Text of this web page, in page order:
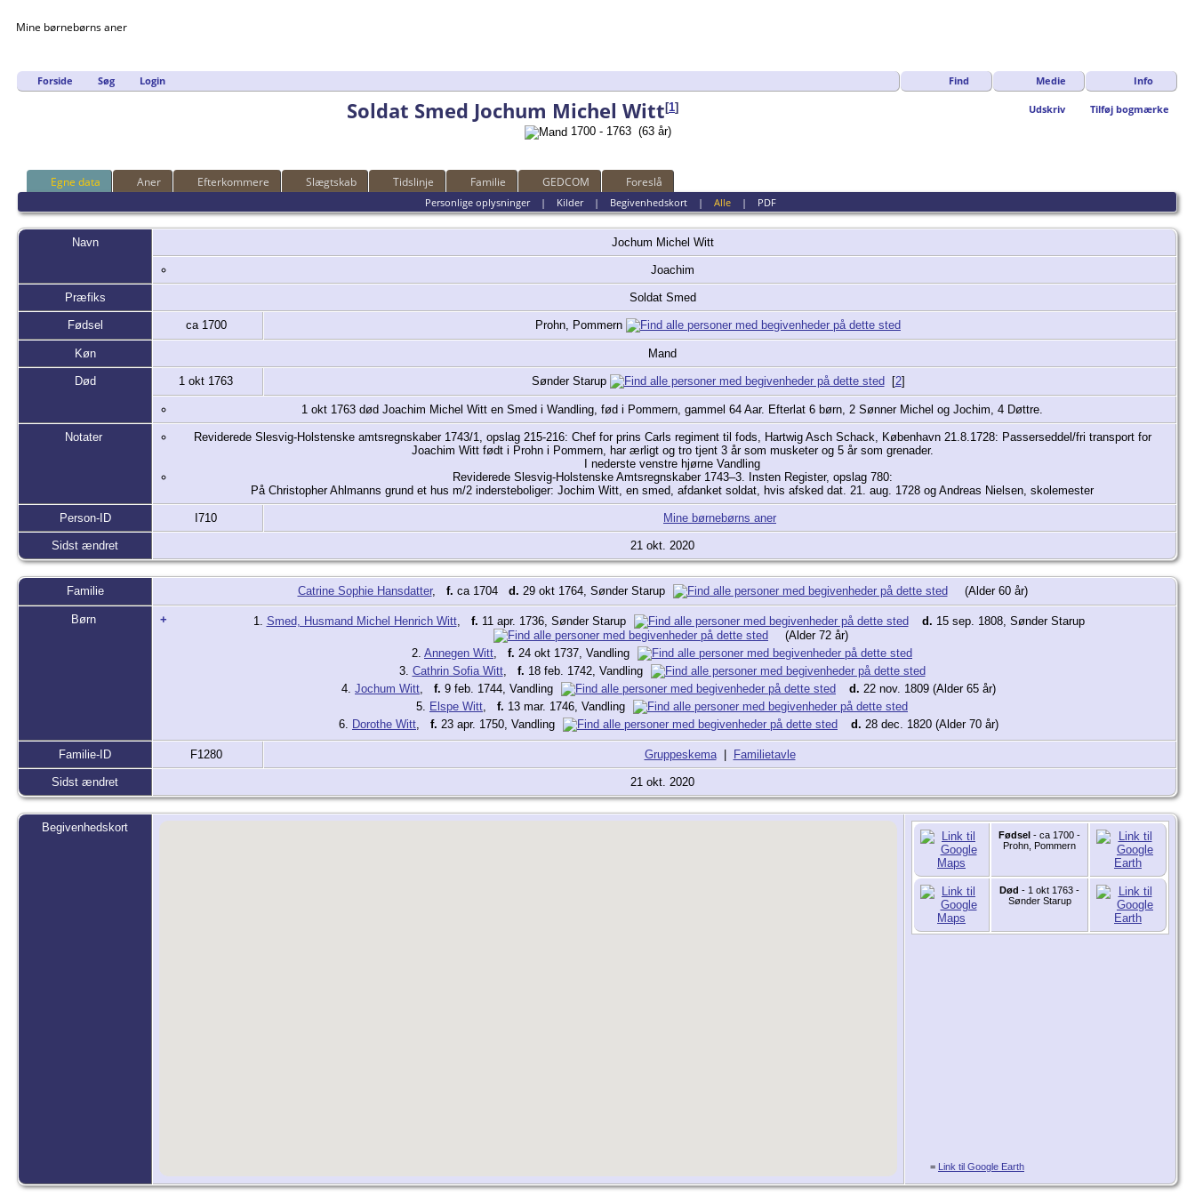
Mine børnebørns aner
Find Medie Info
Forside Søg Login
Udskriv Tilføj bogmærke
Soldat Smed Jochum Michel Witt [1]
1700 - 1763 (63 år)
Egne data Aner Efterkommere Slægtskab Tidslinje Familie GEDCOM Foreslå
Personlige oplysninger| Kilder| Begivenhedskort| Alle| PDF
Navn Jochum Michel Witt
Joachim
Præfiks Soldat Smed
Fødsel ca 1700 Prohn, Pommern
Køn Mand
Død 1 okt 1763 Sønder Starup [2]
1 okt 1763 død Joachim Michel Witt en Smed i Wandling, fød i Pommern, gammel 64 Aar. Efterlat 6 børn, 2 Sønner Michel og Jochim, 4 Døttre.
Notater
Reviderede Slesvig-Holstenske amtsregnskaber 1743/1, opslag 215-216: Chef for prins Carls regiment til fods, Hartwig Asch Schack, København 21.8.1728: Passerseddel/fri transport for
Joachim Witt født i Prohn i Pommern, har ærligt og tro tjent 3 år som musketer og 5 år som grenader.
I nederste venstre hjørne Vandling
Reviderede Slesvig-Holstenske Amtsregnskaber 1743–3. Insten Register, opslag 780:
På Christopher Ahlmanns grund et hus m/2 indersteboliger: Jochim Witt, en smed, afdanket soldat, hvis afsked dat. 21. aug. 1728 og Andreas Nielsen, skolemester
Person-ID I710 Mine børnebørns aner
Sidst ændret 21 okt. 2020
Familie Catrine Sophie Hansdatter, f. ca 1704 d. 29 okt 1764, Sønder Starup (Alder 60 år)
Børn + 1. Smed, Husmand Michel Henrich Witt, f. 11 apr. 1736, Sønder Starup d. 15 sep. 1808, Sønder Starup
(Alder 72 år)
2. Annegen Witt f. 24 okt 1737, Vandling
3. Cathrin Sofia Witt, f. 18 feb. 1742, Vandling
4. Jochum Witt f. 9 feb. 1744, Vandling d. 22 nov. 1809 (Alder 65 år)
5.
Elspe Witt f. 13 mar. 1746, Vandling
6.
Dorothe Witt f. 23 apr. 1750, Vandling d. 28 dec. 1820 (Alder 70 år)
Familie-ID F1280 Gruppeskema| Familietavle
Sidst ændret 21 okt. 2020
Begivenhedskort
Fødsel - ca 1700 -
Prohn, Pommern
Død - 1 okt 1763 -
Sønder Starup
= Link til Google Earth